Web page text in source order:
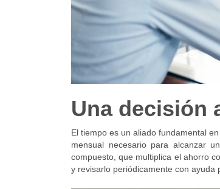
Una decisión
El tiempo es un aliado fundamental
mensual necesario para alcanzar
compuesto, que multiplica el ahorro
y revisarlo periódicamente con ayuda